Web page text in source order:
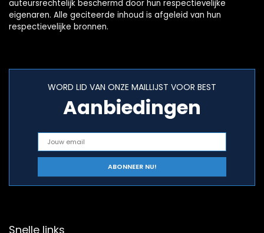
auteursrechtelijk beschermd door hun respectievelijke
eigenaren. Alle geciteerde inhoud is afgeleid van hun
respectievelijke bronnen.
WORD LID VAN ONZE MAILLIJST VOOR BEST
Aanbiedingen
Snelle links